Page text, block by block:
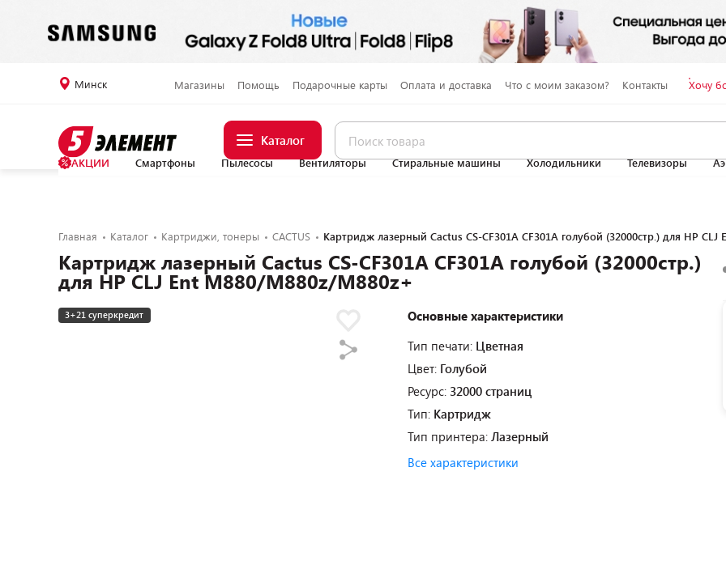
Минск Магазины Помощь Подарочные карты Оплата и доставка Что с моим заказом? Контакты Хочу
Каталог
АКЦИИ Смартфоны Пылесосы Вентиляторы Стиральные машины Холодильники Телевизоры
Главная Каталог Картриджи, тонеры CACTUS Картридж лазерный Cactus CS-CF301A CF301A голубой (32000стр.) для HP
Картридж лазерный Cactus CS-CF301A CF301A голубой (32000стр.)
для HP CLJ Ent M880/M880z/M880z+
3+21 суперкредит
Основные характеристики
Тип печати: Цветная
Цвет: Голубой
Ресурс: 32000 страниц
Тип: Картридж
Тип принтера: Лазерный
Все характеристики